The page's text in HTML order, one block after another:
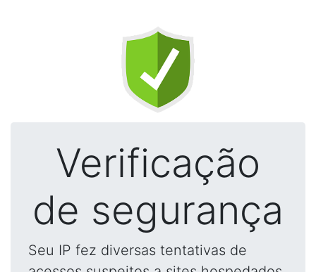
Verificação
de segurança
Seu IP fez diversas tentativas de